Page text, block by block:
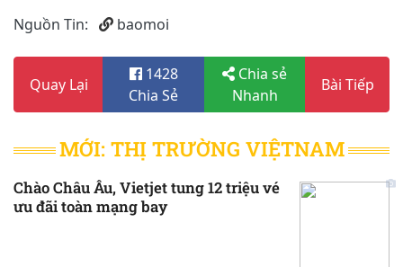
Nguồn Tin: baomoi
Quay Lại
1428
Chia Sẻ
Chia sẻ
Nhanh
Bài Tiếp
MỚI: THỊ TRƯỜNG VIỆTNAM
Chào Châu Âu, Vietjet tung 12 triệu vé
ưu đãi toàn mạng bay